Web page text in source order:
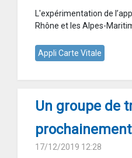
L'expérimentation de
Rhône et les Alpes-
Appli Carte Vitale
Un groupe de
prochainement
17/12/2019 12:28